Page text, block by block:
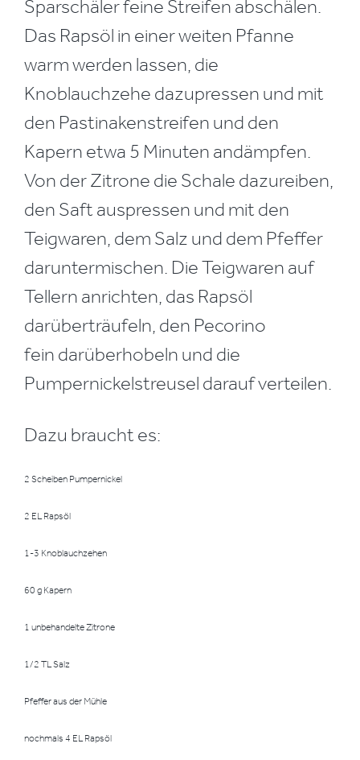
Sparschäler feine Streifen abschälen.
Das Rapsöl in einer weiten Pfanne
warm werden lassen, die
Knoblauchzehe dazupressen und mit
den Pastinakenstreifen und den
Kapern etwa 5 Minuten andämpfen.
Von der Zitrone die Schale dazureiben,
den Saft auspressen und mit den
Teigwaren, dem Salz und dem Pfeffer
daruntermischen. Die Teigwaren auf
Tellern anrichten, das Rapsöl
darüberträufeln, den Pecorino
fein darüberhobeln und die
Pumpernickelstreusel darauf verteilen.
Dazu braucht es:
2 Scheiben Pumpernickel
2 EL Rapsöl
1-3 Knoblauchzehen
60 g Kapern
1 unbehandelte Zitrone
1/2 TL Salz
Pfeffer aus der Mühle
nochmals 4 EL Rapsöl